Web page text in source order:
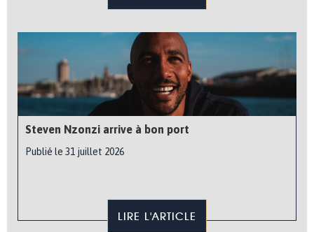
Steven Nzonzi arrive à bon port
Publié le 31 juillet 2026
LIRE L'ARTICLE